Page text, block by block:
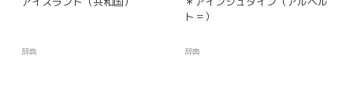
辞典
ト＝）
辞典